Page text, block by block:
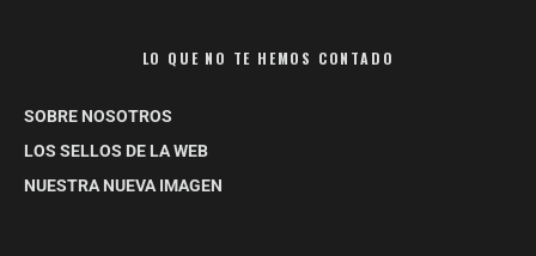
LO QUE NO TE HEMOS CONTADO
SOBRE NOSOTROS
LOS SELLOS DE LA WEB
NUESTRA NUEVA IMAGEN